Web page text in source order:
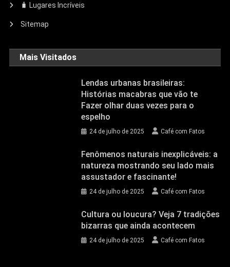
🧳 Lugares Incríveis
Sitemap
Mais Visitados
Lendas urbanas brasileiras:
Histórias macabras que vão te
Fazer olhar duas vezes para o
espelho
24 de julho de 2025 Café com Fatos
Fenômenos naturais inexplicáveis: a
natureza mostrando seu lado mais
assustador e fascinante!
24 de julho de 2025 Café com Fatos
Cultura ou loucura? Veja 7 tradições
bizarras que ainda acontecem
24 de julho de 2025 Café com Fatos